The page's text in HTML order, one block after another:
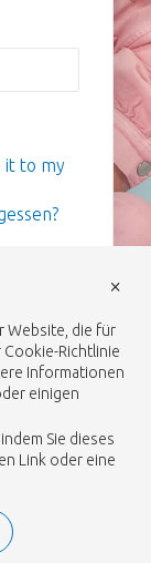
it to my
Website, die für
Richtlinie
Informationen
einigen
Sie dieses
Link oder eine
×